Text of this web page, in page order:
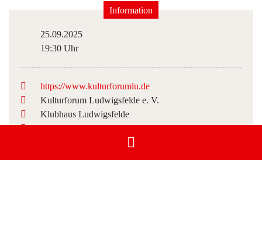
Information
25.09.2025
19:30 Uhr
https://www.kulturforumlu.de
Kulturforum Ludwigsfelde e. V.
Klubhaus Ludwigsfelde
Top Veranstaltung